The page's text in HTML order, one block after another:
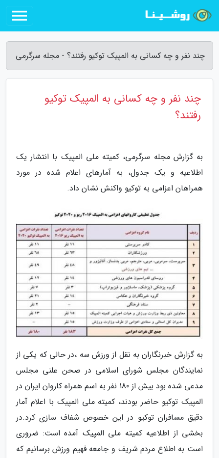
چند نفر و چه کسانی به المپیک توکیو رفتند؟ - مجله سرگرمی
چند نفر و چه کسانی به المپیک توکیو
رفتند؟
به گزارش مجله سرگرمی، کمیته ملی المپیک با انتشار یک
اطلاعیه و یک جدول، به آمارهای اعلام شده در مورد
همراهان اعزامی به توکیو واکنش نشان داد.
به گزارش خبرنگاران به نقل از ورزش سه ،در حالی که یکی از
نمایندگان مجلس شورای اسلامی در صحن علنی مجلس
مدعی شده بود بیش از 180 نفر به اسم همراه کاروان ایران در
المپیک توکیو حاضر بودند، کمیته ملی المپیک با اعلام آمار
دقیق مسافران توکیو در این خصوص شفاف سازی کرد.در
بخشی از اطلاعیه کمیته ملی المپیک آمده است: ضروری
است به اطلاع مردم شریف و جامعه فهیم ورزش برسانیم که